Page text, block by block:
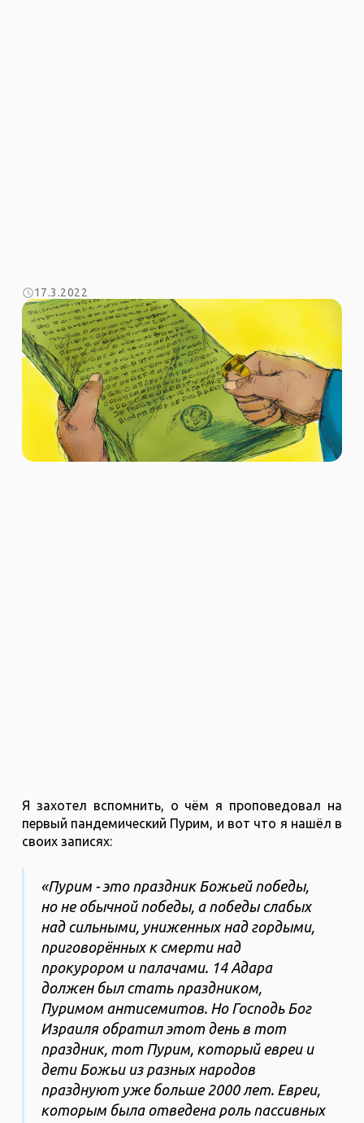
17.3.2022
Я захотел вспомнить, о чём я проповедовал на
первый пандемический Пурим, и вот что я нашёл в
своих записях:
«Пурим - это праздник Божьей победы,
но не обычной победы, а победы слабых
над сильными, униженных над гордыми,
приговорённых к смерти над
прокурором и палачами. 14 Адара
должен был стать праздником,
Пуримом антисемитов. Но Господь Бог
Израиля обратил этот день в тот
праздник, тот Пурим, который евреи и
дети Божьи из разных народов
празднуют уже больше 2000 лет. Евреи,
которым была отведена роль пассивных